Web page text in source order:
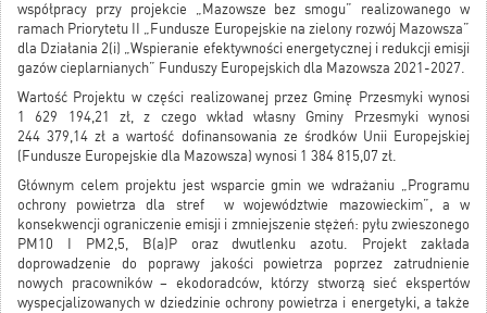
współpracy przy projekcie „Mazowsze bez smogu” realizowanego w
ramach Priorytetu II „Fundusze Europejskie na zielony rozwój Mazowsza”
dla Działania 2(i) „Wspieranie efektywności energetycznej i redukcji emisji
gazów cieplarnianych” Funduszy Europejskich dla Mazowsza 2021-2027.
Wartość Projektu w części realizowanej przez Gminę Przesmyki wynosi
1 629 194,21 zł, z czego wkład własny Gminy Przesmyki wynosi
244 379,14 zł a wartość dofinansowania ze środków Unii Europejskiej
(Fundusze Europejskie dla Mazowsza) wynosi 1 384 815,07 zł.
Głównym celem projektu jest wsparcie gmin we wdrażaniu „Programu
ochrony powietrza dla stref w województwie mazowieckim”, a w
konsekwencji ograniczenie emisji i zmniejszenie stężeń: pyłu zwieszonego
PM10 I PM2,5, B(a)P oraz dwutlenku azotu. Projekt zakłada
doprowadzenie do poprawy jakości powietrza poprzez zatrudnienie
nowych pracowników – ekodoradców, którzy stworzą sieć ekspertów
wyspecjalizowanych w dziedzinie ochrony powietrza i energetyki, a także